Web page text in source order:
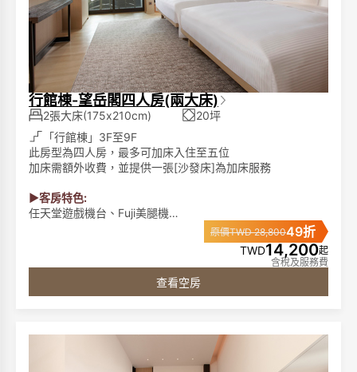
行館棟-望岳閣四人房(兩大床)
2張大床(175x210cm)
20坪
「行館棟」3F至9F
此房型為四人房，最多可加床入住至五位
加床需額外收費，並提供一張[沙發床]為加床服務
►客房特色:
任天堂遊戲機台、Fuji美腿機
席夢思名床、膠囊咖啡機、單次免費冰箱飲品、65吋液晶電
視、藍芽音響、免費電影頻道、客房無線免持聽筒電話、免
獨立泡湯池、免治馬桶、成人及兒童浴衣(2歲以上)、仿藺草
**寒沐酒店分為「酒店棟」與「行館棟」，兩棟之間隔著一
原價TWD 28,80049折
TWD14,200起
含稅及服務費
查看空房